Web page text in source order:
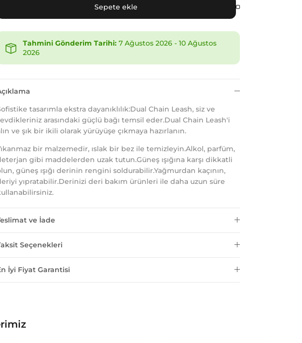
Sepete ekle
Tahmini Gönderim Tarihi: 7 Ağustos 2026- 10 Ağustos
2026
tasarımla ekstra dayanıklılık:Dual Chain Leash, siz ve
arasındaki güçlü bağı temsil eder.Dual Chain Leash'i
ve şık bir ikili olarak yürüyüşe çıkmaya hazırlanın.
bir malzemedir, ıslak bir bez ile temizleyin.Alkol, parfüm,
gibi maddelerden uzak tutun.Güneş ışığına karşı dikkatli
güneş ışığı derinin rengini soldurabilir.Yağmurdan kaçının,
yıpratabilir.Derinizi deri bakım ürünleri ile daha uzun süre
ve İade
Seçenekleri
İyi Fiyat Garantisi